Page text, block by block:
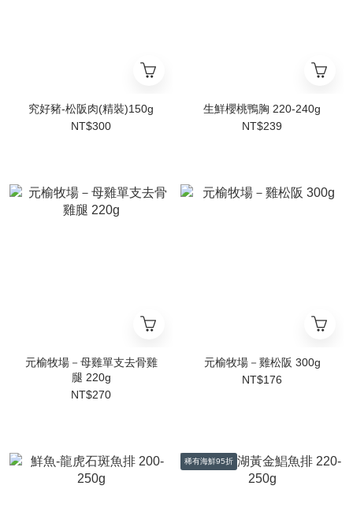
究好豬-松阪肉(精裝)150g
NT$300
生鮮櫻桃鴨胸 220-240g
NT$239
元榆牧場－母雞單支去骨雞
腿 220g
NT$270
元榆牧場－雞松阪 300g
NT$176
稀有海鮮95折